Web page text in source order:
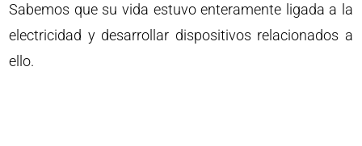
Sabemos que su vida estuvo enteramente ligada a la
electricidad y desarrollar dispositivos relacionados a
ello.